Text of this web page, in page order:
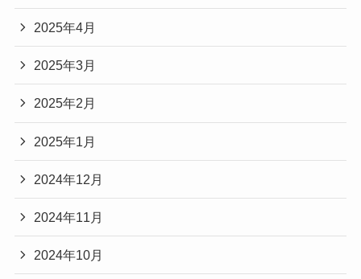
2025年4月
2025年3月
2025年2月
2025年1月
2024年12月
2024年11月
2024年10月